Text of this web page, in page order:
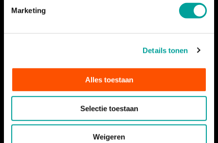
Marketing
Details tonen
Alles toestaan
Selectie toestaan
Weigeren
Voornaam (Vereist)
(Vereist)